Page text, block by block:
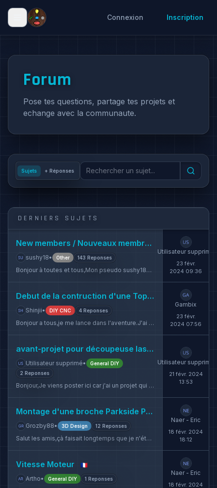
Connexion Inscription
Forum
Pose tes questions, partage tes projets et
echange avec la communaute.
Sujets + Réponses
DERNIERS SUJETS
New members / Nouveaux membres
sushy18• Other 143 Reponses
Bonjour à toutes et tous,Mon pseudo sushy18&nbsp;Marié 3 enfants&nbsp;41 ans hab...
Utilisateur supprimé
23 févr.
2024 09:36
Debut de la contruction d'une TopsCNC Heavy Metal V1
Shinjii• DIY CNC 4 Reponses
Bonjour a tous,je me lance dans l'aventure.J'ai pour le moment reçu mes profilé...
Gambix
23 févr.
2024 07:56
avant-projet pour découpeuse laser
Utilisateur supprimé•
General DIY
2 Reponses
Bonjour,Je viens poster ici car j'ai un projet qui me titille pour me construire...
Utilisateur supprimé
21 févr. 2024
13:53
Montage d'une broche Parkside PGS 500 A1 sur notre TOPSCNC Heavy
Grozby88• 3D Design 12 Reponses
Salut les amis,çà faisait longtemps que je n'étais pas intervenu sur le forum ca...
Naer - Eric
18 févr. 2024
18:12
Vitesse Moteur
🇫🇷
Artho• General DIY 1 Reponses
Naer - Eric
18 févr. 2024